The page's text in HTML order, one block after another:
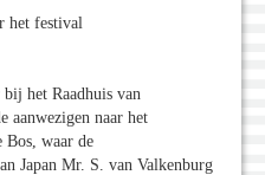
het festival
het Raadhuis van
aanwezigen naar het
Bos, waar de
Japan Mr. S. van Valkenburg